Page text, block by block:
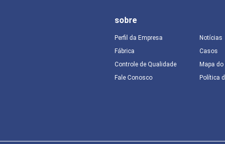
Melhor Preço Melhor Preço
sobre
Perfil da Empresa
Fábrica
Controle de Qualidade
Fale Conosco
Notícias
Casos
Mapa do
Política